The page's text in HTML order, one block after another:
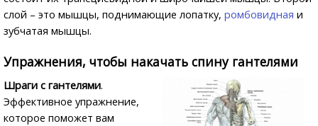
слой – это мышцы, поднимающие лопатку, ромбовидная и
зубчатая мышцы.
Упражнения, чтобы накачать спину гантелями
Шраги с гантелями.
Эффективное упражнение,
которое поможет вам